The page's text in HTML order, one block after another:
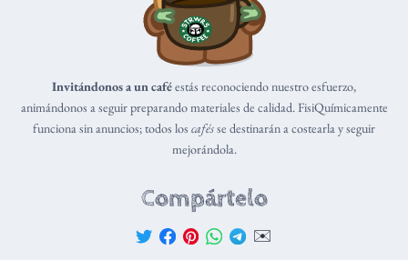
Invitándonos a un caféestás reconociendo nuestro esfuerzo,
animándonos a seguir preparando materiales de calidad. FisiQuímicamente
funciona sin anuncios; todos los cafésse destinarán a costearla y seguir
mejorándola.
Compártelo
✉️